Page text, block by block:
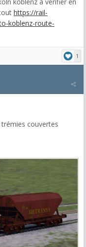
https://rail-
koblenz-route-
1
trémies couvertes